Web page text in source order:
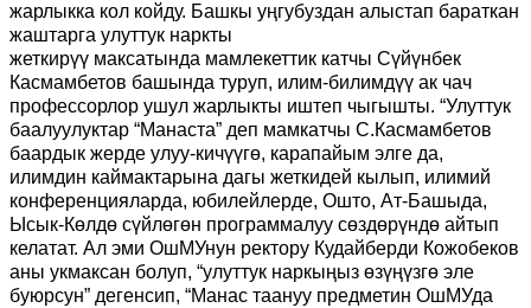
жарлыкка кол койду. Башкы уңгубуздан алыстап бараткан
жаштарга улуттук наркты
жеткирүү максатында мамлекеттик катчы Сүйүнбек
Касмамбетов башында туруп, илим-билимдүү ак чач
профессорлор ушул жарлыкты иштеп чыгышты. “Улуттук
баалуулуктар “Манаста” деп мамкатчы С.Касмамбетов
баардык жерде улуу-кичүүгө, карапайым элге да,
илимдин каймактарына дагы жеткидей кылып, илимий
конференцияларда, юбилейлерде, Ошто, Ат-Башыда,
Ысык-Көлдө сүйлөгөн программалуу сөздөрүндө айтып
келатат. Ал эми ОшМУнун ректору Кудайберди Кожобеков
аны укмаксан болуп, “улуттук наркыңыз өзүңүзгө эле
буюрсун” дегенсип, “Манас таануу предметин ОшМУда